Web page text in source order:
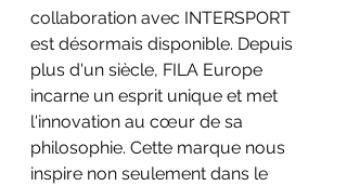
collaboration avec INTERSPORT
est désormais disponible. Depuis
plus d'un siècle, FILA Europe
incarne un esprit unique et met
l'innovation au cœur de sa
philosophie. Cette marque nous
inspire non seulement dans le